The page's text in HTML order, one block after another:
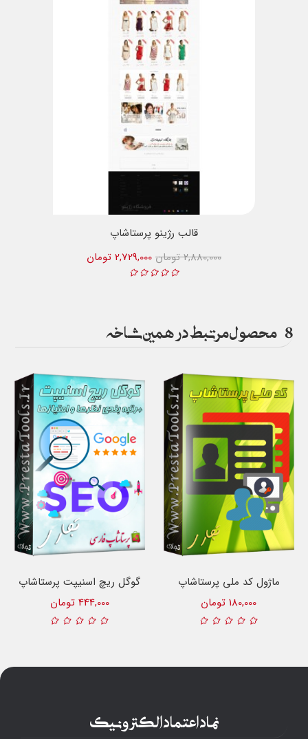
قالب رژینو پرستاشاپ
2,729,000 تومان
2,880,000 تومان
8 محصول مرتبط در همین شاخه
گوگل ریچ اسنیپت پرستاشاپ
444,000 تومان
ماژول کد ملی پرستاشاپ
180,000 تومان
نماد اعتماد الکترونیک